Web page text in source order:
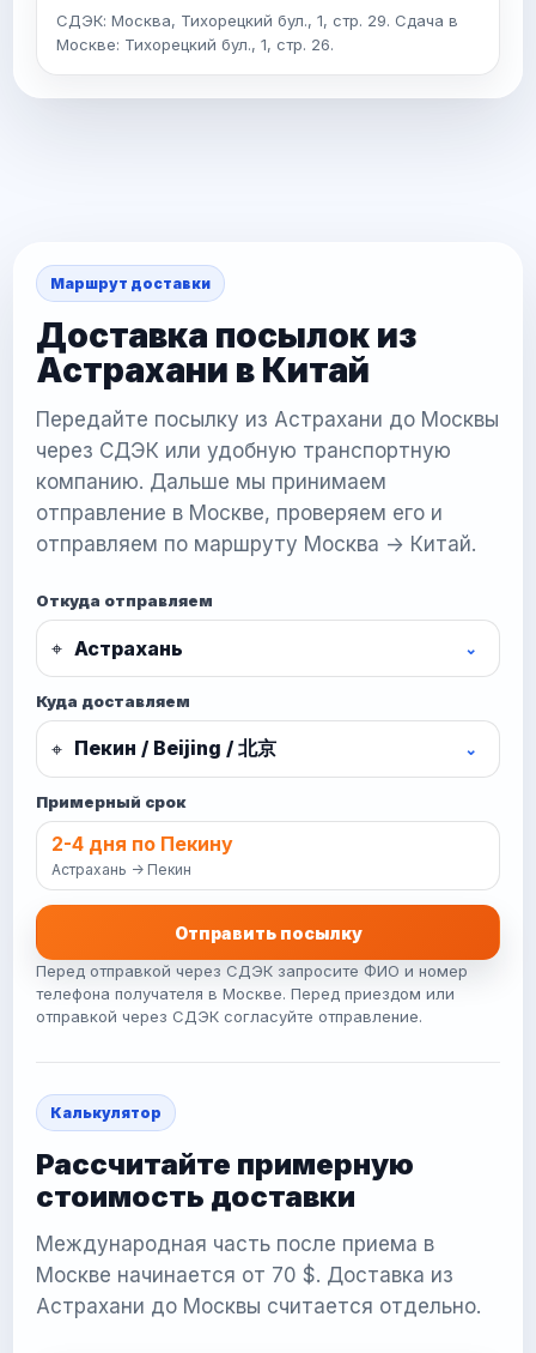
СДЭК: Москва, Тихорецкий бул., 1, стр. 29. Сдача в
Москве: Тихорецкий бул., 1, стр. 26.
Маршрут доставки
Доставка посылок из
Астрахани в Китай
Передайте посылку из Астрахани до Москвы
через СДЭК или удобную транспортную
компанию. Дальше мы принимаем
отправление в Москве, проверяем его и
отправляем по маршруту Москва -> Китай.
Откуда отправляем
⌖ ⌄
Куда доставляем
⌖ ⌄
Примерный срок
2-4 дня по Пекину
Астрахань -> Пекин
Отправить посылку
Перед отправкой через СДЭК запросите ФИО и номер
телефона получателя в Москве. Перед приездом или
отправкой через СДЭК согласуйте отправление.
Калькулятор
Рассчитайте примерную
стоимость доставки
Международная часть после приема в
Москве начинается от 70 $. Доставка из
Астрахани до Москвы считается отдельно.